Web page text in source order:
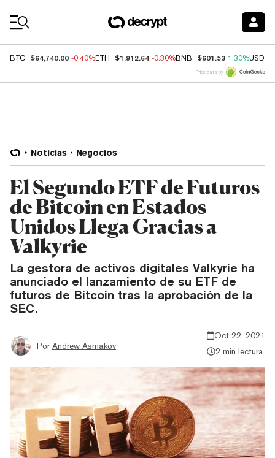
BTC $64,740.00 -0.40%ETH $1,912.64 -0.30%BNB $601.53 1.30%USDC
Price data by
Noticias Negocios
El Segundo ETF de Futuros
de Bitcoin en Estados
Unidos Llega Gracias a
Valkyrie
La gestora de activos digitales Valkyrie ha
anunciado el lanzamiento de su ETF de
futuros de Bitcoin tras la aprobación de la
SEC.
Por Andrew Asmakov
Oct 22, 2021
2 min lectura